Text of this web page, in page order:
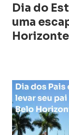
Dia do
uma
Horizonte